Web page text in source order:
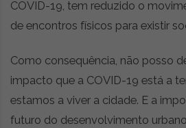
COVID-19, tem reduzido o
de encontros físicos para existir
Como consequência, não posso
impacto que a COVID-19 está a
estamos a viver a cidade. E a
futuro do desenvolvimento